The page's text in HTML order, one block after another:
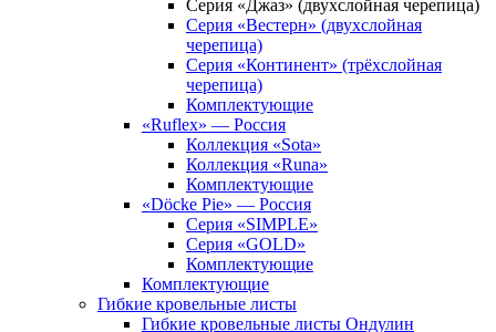
Серия «Джаз» (двухслойная черепица)
Серия «Вестерн» (двухслойная
черепица)
Серия «Континент» (трёхслойная
черепица)
Комплектующие
«Ruflex» — Россия
Коллекция «Sota»
Коллекция «Runa»
Комплектующие
«Döcke Pie» — Россия
Серия «SIMPLE»
Серия «GOLD»
Комплектующие
Комплектующие
Гибкие кровельные листы
Гибкие кровельные листы Ондулин